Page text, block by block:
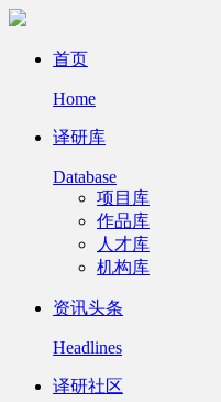
首页
Home
译研库
Database
项目库
作品库
人才库
机构库
资讯头条
Headlines
译研社区